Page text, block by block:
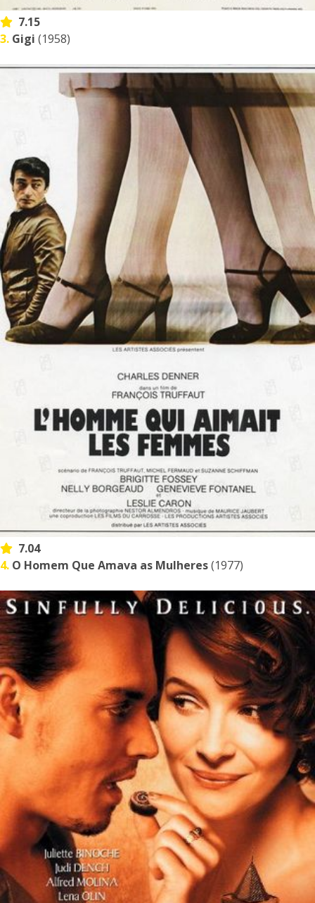
7.15
3. Gigi (1958)
7.04
4. O Homem Que Amava as Mulheres(1977)